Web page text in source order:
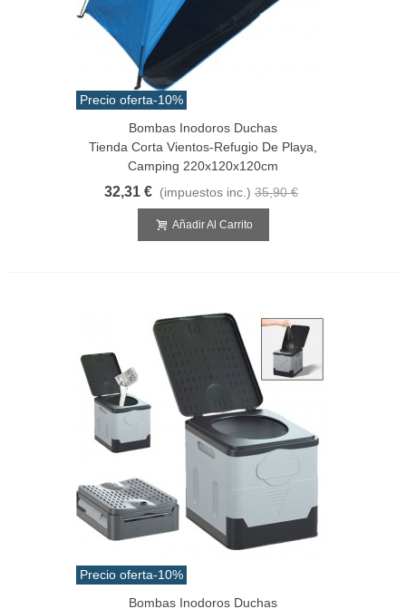
Precio oferta-10%
Bombas Inodoros Duchas
Tienda Corta Vientos-Refugio De Playa,
Camping 220x120x120cm
32,31 € (impuestos inc.) 35,90 €
Añadir Al Carrito
Precio oferta-10%
Bombas Inodoros Duchas